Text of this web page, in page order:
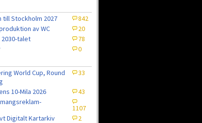
till Stockholm 2027
842
av WC
20
talet
78
0
World Cup, Round
33
10-Mila 2026
43
1107
Digitalt Kartarkiv 2